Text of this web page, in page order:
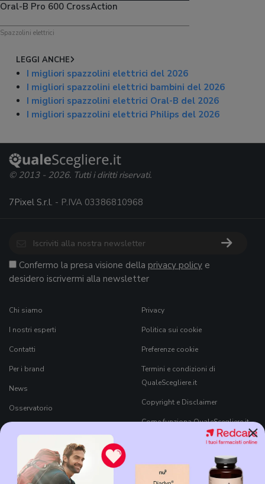
Oral-B Pro 600 CrossAction
Spazzolini elettrici
LEGGI ANCHE
I migliori spazzolini elettrici del 2026
I migliori spazzolini elettrici bambini del 2026
I migliori spazzolini elettrici Oral-B del 2026
I migliori spazzolini elettrici Philips del 2026
×
© 2013 - 2026. Tutti i diritti riservati.
7Pixel S.r.l. - P.IVA 03386810968
Confermo la presa visione della privacy policy e
desidero iscrivermi alla newsletter
Chi siamo
I nostri esperti
Contatti
Per i brand
News
Osservatorio
Black Friday 2026
Privacy
Politica sui cookie
Preferenze cookie
Termini e condizioni di
QualeScegliere.it
Copyright e Disclaimer
Come funziona QualeScegliere.it